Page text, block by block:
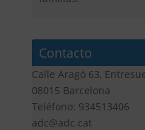
Contacto
Calle Aragó 63,
08015 Barcelona
Teléfono: 934513406
adc@adc.cat